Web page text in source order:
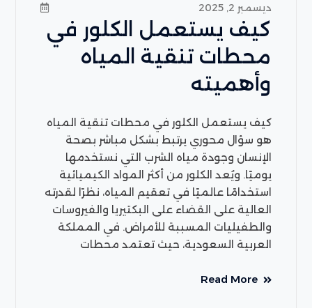
ديسمبر 2, 2025
كيف يستعمل الكلور في
محطات تنقية المياه
وأهميته
كيف يستعمل الكلور في محطات تنقية المياه
هو سؤال محوري يرتبط بشكل مباشر بصحة
الإنسان وجودة مياه الشرب التي نستخدمها
يوميًا. ويُعد الكلور من أكثر المواد الكيميائية
استخدامًا عالميًا في تعقيم المياه، نظرًا لقدرته
العالية على القضاء على البكتيريا والفيروسات
والطفيليات المسببة للأمراض. في المملكة
العربية السعودية، حيث تعتمد محطات
Read More